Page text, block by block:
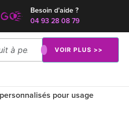
Besoin d'aide ?
04 93 28 08 79
VOIR PLUS >>
pour usage